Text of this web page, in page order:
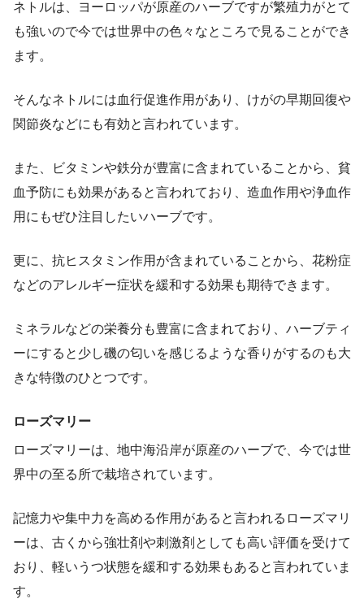
ネトルは、ヨーロッパが原産のハーブですが繁殖力がとて
も強いので今では世界中の色々なところで見ることができ
ます。
そんなネトルには血行促進作用があり、けがの早期回復や
関節炎などにも有効と言われています。
また、ビタミンや鉄分が豊富に含まれていることから、貧
血予防にも効果があると言われており、造血作用や浄血作
用にもぜひ注目したいハーブです。
更に、抗ヒスタミン作用が含まれていることから、花粉症
などのアレルギー症状を緩和する効果も期待できます。
ミネラルなどの栄養分も豊富に含まれており、ハーブティ
ーにすると少し磯の匂いを感じるような香りがするのも大
きな特徴のひとつです。
ローズマリー
ローズマリーは、地中海沿岸が原産のハーブで、今では世
界中の至る所で栽培されています。
記憶力や集中力を高める作用があると言われるローズマリ
ーは、古くから強壮剤や刺激剤としても高い評価を受けて
おり、軽いうつ状態を緩和する効果もあると言われていま
す。